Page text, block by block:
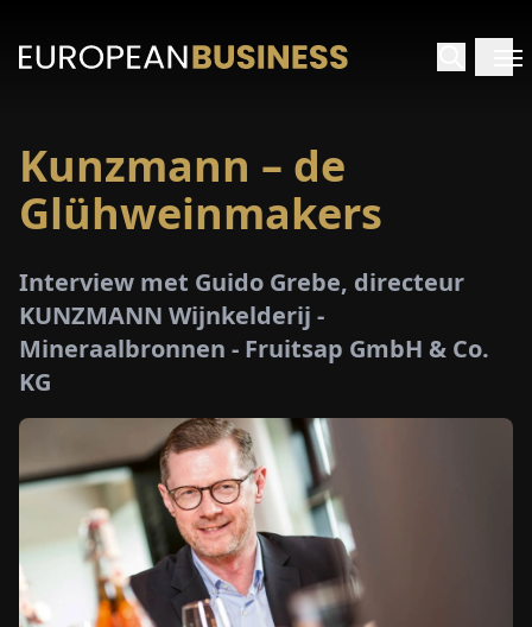
Kunzmann – de
Glühweinmakers
Interview met Guido Grebe, directeur
KUNZMANN Wijnkelderij -
Mineraalbronnen - Fruitsap GmbH & Co.
KG